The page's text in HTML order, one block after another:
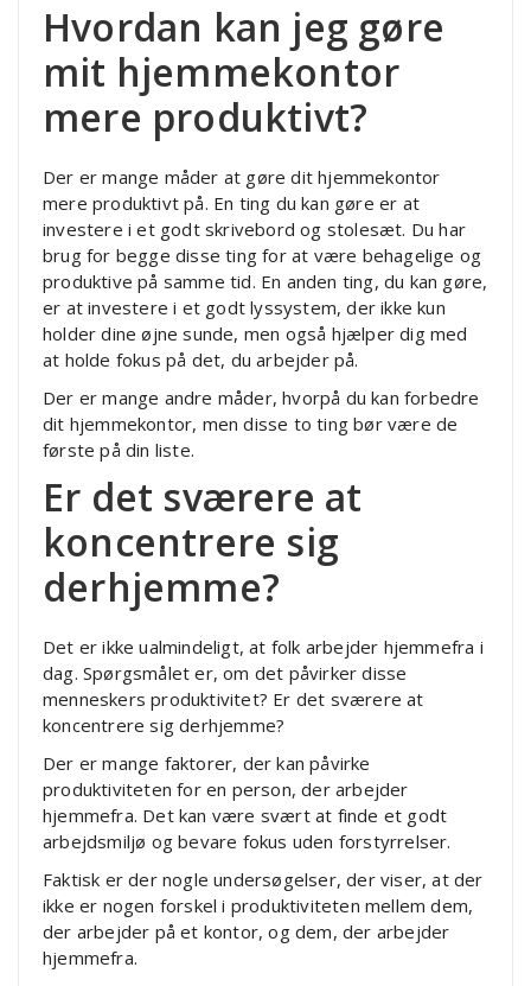
Hvordan kan jeg gøre
mit hjemmekontor
mere produktivt?
Der er mange måder at gøre dit hjemmekontor
mere produktivt på. En ting du kan gøre er at
investere i et godt skrivebord og stolesæt. Du har
brug for begge disse ting for at være behagelige og
produktive på samme tid. En anden ting, du kan gøre,
er at investere i et godt lyssystem, der ikke kun
holder dine øjne sunde, men også hjælper dig med
at holde fokus på det, du arbejder på.
Der er mange andre måder, hvorpå du kan forbedre
dit hjemmekontor, men disse to ting bør være de
første på din liste.
Er det sværere at
koncentrere sig
derhjemme?
Det er ikke ualmindeligt, at folk arbejder hjemmefra i
dag. Spørgsmålet er, om det påvirker disse
menneskers produktivitet? Er det sværere at
koncentrere sig derhjemme?
Der er mange faktorer, der kan påvirke
produktiviteten for en person, der arbejder
hjemmefra. Det kan være svært at finde et godt
arbejdsmiljø og bevare fokus uden forstyrrelser.
Faktisk er der nogle undersøgelser, der viser, at der
ikke er nogen forskel i produktiviteten mellem dem,
der arbejder på et kontor, og dem, der arbejder
hjemmefra.